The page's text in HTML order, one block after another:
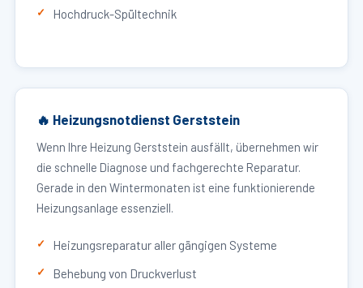
Hochdruck-Spültechnik
🔥 Heizungsnotdienst Gerststein
Wenn Ihre Heizung Gerststein ausfällt, übernehmen wir
die schnelle Diagnose und fachgerechte Reparatur.
Gerade in den Wintermonaten ist eine funktionierende
Heizungsanlage essenziell.
Heizungsreparatur aller gängigen Systeme
Behebung von Druckverlust